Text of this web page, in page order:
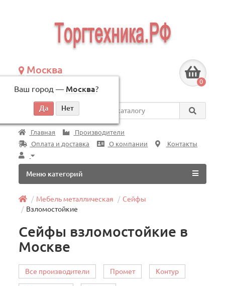
Москва
Ваш город — Москва?
по будням, с 09:00 до 18:00
0
Везде
Главная
Производители
Оплата и доставка
О компании Контакты
Меню категорий
Мебель металлическая
Сейфы
Взломостойкие
Сейфы взломостойкие в
Москве
Все производители Промет Контур